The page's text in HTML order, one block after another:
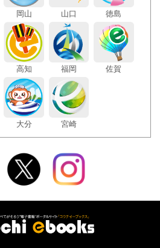
岡山 山口 徳島
高知 福岡 佐賀
大分 宮崎